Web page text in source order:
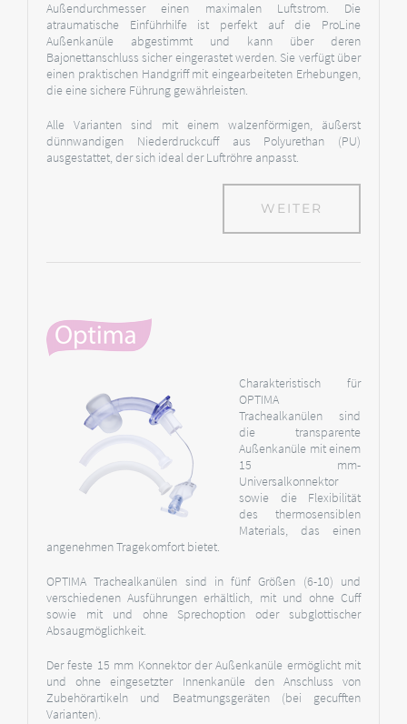
Außendurchmesser einen maximalen Luftstrom. Die
atraumatische Einführhilfe ist perfekt auf die ProLine
Außenkanüle abgestimmt und kann über deren
Bajonettanschluss sicher eingerastet werden. Sie verfügt über
einen praktischen Handgriff mit eingearbeiteten Erhebungen,
die eine sichere Führung gewährleisten.
Alle Varianten sind mit einem walzenförmigen, äußerst
dünnwandigen Niederdruckcuff aus Polyurethan (PU)
ausgestattet, der sich ideal der Luftröhre anpasst.
WEITER
Charakteristisch für
OPTIMA
Trachealkanülen sind
die transparente
Außenkanüle mit einem
15 mm-
Universalkonnektor
sowie die Flexibilität
des thermosensiblen
Materials, das einen
angenehmen Tragekomfort bietet.
OPTIMA Trachealkanülen sind in fünf Größen (6-10) und
verschiedenen Ausführungen erhältlich, mit und ohne Cuff
sowie mit und ohne Sprechoption oder subglottischer
Absaugmöglichkeit.
Der feste 15 mm Konnektor der Außenkanüle ermöglicht mit
und ohne eingesetzter Innenkanüle den Anschluss von
Zubehörartikeln und Beatmungsgeräten (bei gecufften
Varianten).